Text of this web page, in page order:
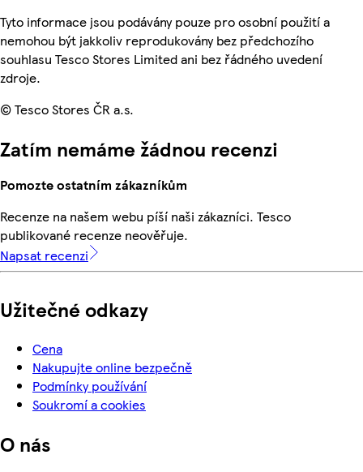
Tyto informace jsou podávány pouze pro osobní použití a
nemohou být jakkoliv reprodukovány bez předchozího
souhlasu Tesco Stores Limited ani bez řádného uvedení
zdroje.
© Tesco Stores ČR a.s.
Zatím nemáme žádnou recenzi
Pomozte ostatním zákazníkům
Recenze na našem webu píší naši zákazníci. Tesco
publikované recenze neověřuje.
Napsat recenzi
Užitečné odkazy
Cena
Nakupujte online bezpečně
Podmínky používání
Soukromí a cookies
O nás